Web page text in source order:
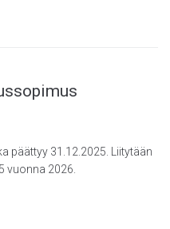
päättyy 31.12.2025. Liitytään
vuonna 2026.